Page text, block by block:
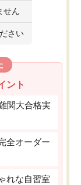
せん
さい
ント
関大合格実
全オーダー
れな自習室